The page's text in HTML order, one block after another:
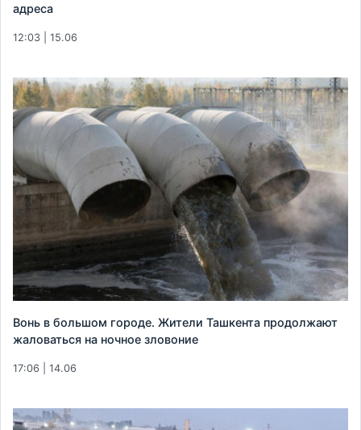
адреса
12:03 | 15.06
Вонь в большом городе. Жители Ташкента продолжают
жаловаться на ночное зловоние
17:06 | 14.06